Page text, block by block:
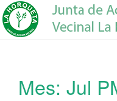
Mes: Jul